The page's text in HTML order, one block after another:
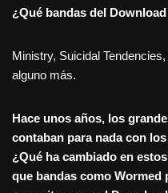
¿Qué bandas del
Ministry, Suicidal
alguno más.
Hace unos años, los
contaban para nada con
¿Qué ha cambiado en
que bandas como Wormed